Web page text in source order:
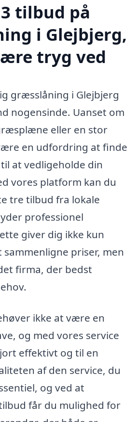
tilbud på
i Glejbjerg,
tryg ved
græsslåning i Glejbjerg
nogensinde. Uanset om
eller en stor
en udfordring at finde
at vedligeholde din
vores platform kan du
tre tilbud fra lokale
professionel
giver dig ikke kun
priser, men
firma, der bedst
ikke at være en
og med vores service
effektivt og til en
af den service, du
og ved at
får du mulighed for